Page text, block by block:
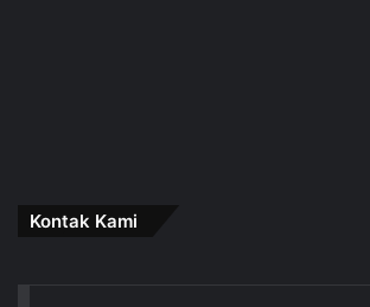
Kontak Kami